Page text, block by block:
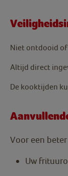
Niet ontdooid of
Altijd direct
De kooktijden
Voor een
Uw